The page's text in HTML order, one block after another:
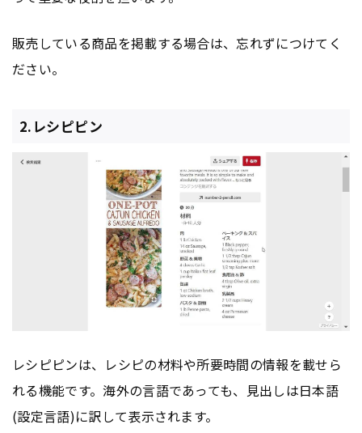
販売している商品を掲載する場合は、忘れずにつけてく
ださい。
2.レシピピン
レシピピンは、レシピの材料や所要時間の情報を載せら
れる機能です。海外の言語であっても、見出しは日本語
(設定言語)に訳して表示されます。